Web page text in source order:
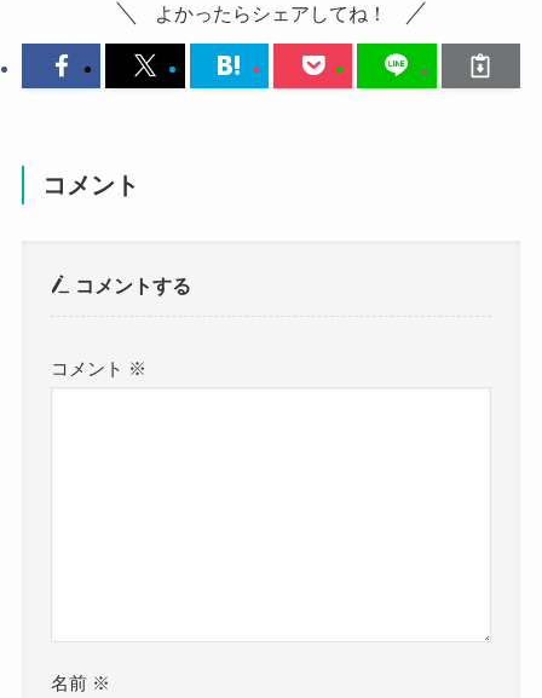
よかったらシェアしてね！
コメント
コメントする
コメント ※
名前 ※